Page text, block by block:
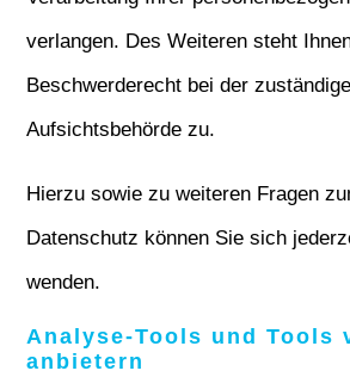
verlangen. Des Weiteren steht
Beschwerderecht bei der
Aufsichtsbehörde zu.
Hierzu sowie zu weiteren Fragen
Datenschutz können Sie sich
wenden.
Analyse-Tools und
anbietern